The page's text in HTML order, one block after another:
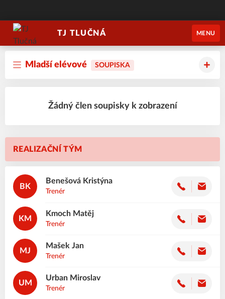
TJ TLUČNÁ MENU
Mladší elévové SOUPISKA
REALIZAČNÍ TÝM
BK
Kristýna
Benešová
Trenér
KM
Matěj
Kmoch
Trenér
MJ
Jan
Mašek
Trenér
UM
Miroslav
Urban
Trenér
Žádný člen soupisky k zobrazení